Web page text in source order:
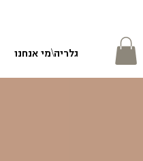
גלריה\מי אנחנו